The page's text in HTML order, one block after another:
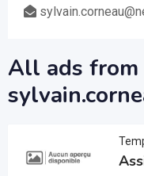
All ads from